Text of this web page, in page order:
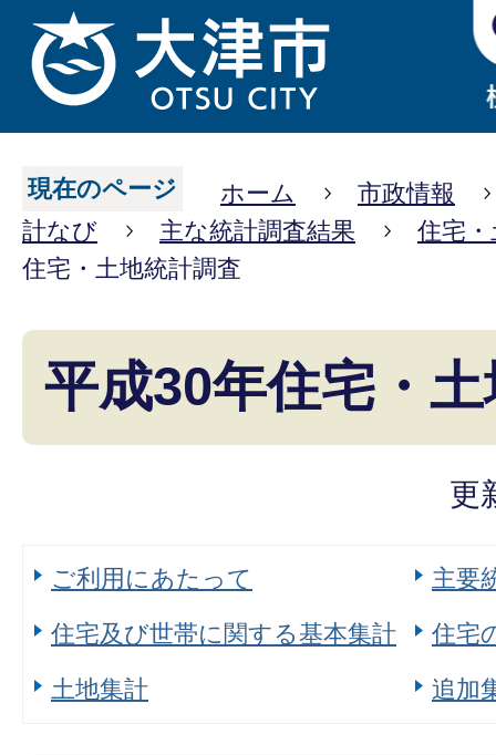
現在のページ ホーム
市政情報
計なび
主な統計調査結果
住宅
住宅・土地統計調査
平成30年住宅・
更
ご利用にあたって
主要
住宅及び世帯に関する基本集計
住宅
土地集計
追加